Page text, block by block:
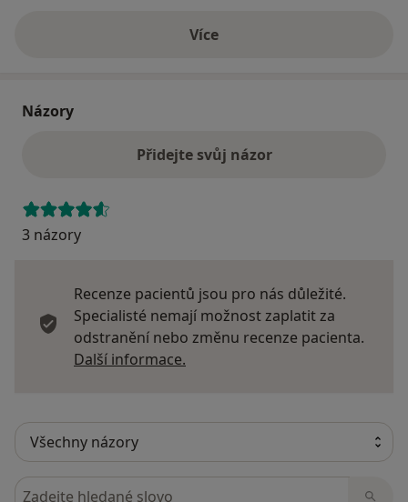
Víceo adrese
Názory
Přidejte svůj názor
3 názory
Recenze pacientů jsou pro nás důležité.
Specialisté nemají možnost zaplatit za
odstranění nebo změnu recenze pacienta.
Další informace.
Hledejte v názorech